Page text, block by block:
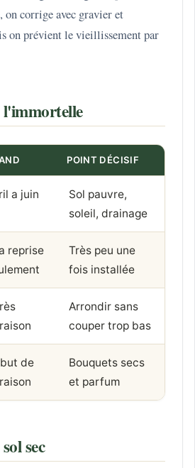
corrige avec gravier et
on prévient le vieillissement par
POINT DÉCISIF
a juin
Sol pauvre,
soleil, drainage
reprise
Très peu une
fois installée
Arrondir sans
couper trop bas
de
Bouquets secs
et parfum
sec